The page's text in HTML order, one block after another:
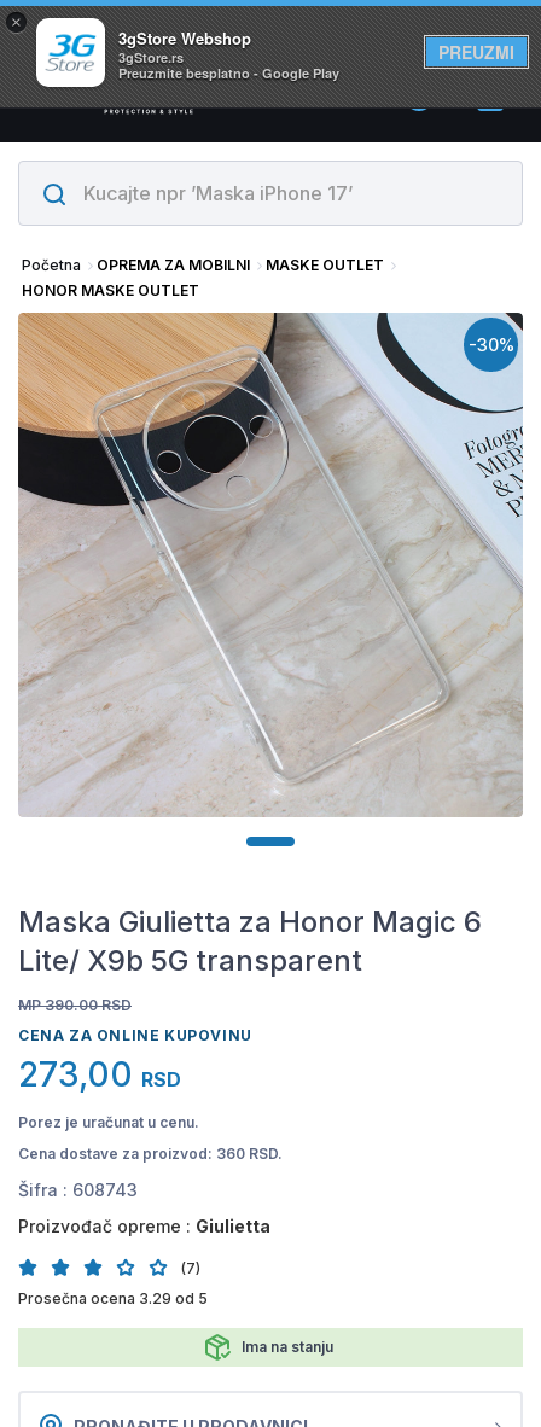
×
3gStore Webshop
3gStore.rs
Preuzmite besplatno - Google Play
PREUZMI
Svi proizvodi su na lageru. Slanje istog dana!
0
Početna OPREMA ZA MOBILNI
MASKE OUTLET
HONOR MASKE OUTLET
-30%
Maska Giulietta za Honor Magic 6
Lite/ X9b 5G transparent
MP 390.00 RSD
CENA ZA ONLINE KUPOVINU
273,00 RSD
Porez je uračunat u cenu.
Cena dostave za proizvod: 360 RSD.
Šifra : 608743
Proizvođač opreme : Giulietta
(7)
Prosečna ocena 3.29 od 5
Ima na stanju